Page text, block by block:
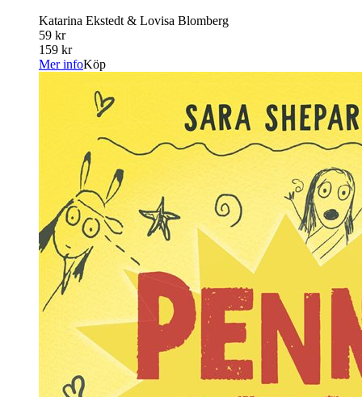
Katarina Ekstedt & Lovisa Blomberg
59 kr
159 kr
Mer infoKöp